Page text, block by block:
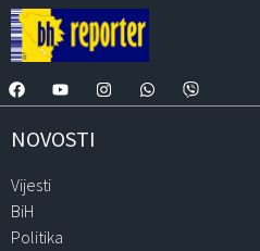
NOVOSTI
Vijesti
BiH
Politika